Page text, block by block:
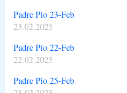
Padre Pio 23-Feb
23.02.2025
Padre Pio 22-Feb
22.02.2025
Padre Pio 25-Feb